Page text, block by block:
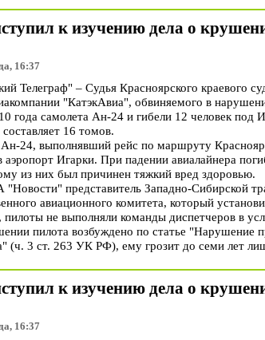
к изучению дела о
16:37
– Судья Красноярского краевого
"КатэкАвиа", обвиняемого в
года самолета Ан-24 и гибели 12 человек
16 томов.
24, выполнявший рейс по маршруту
аэропорт Игарки. При падении авиалайнера
из них был причинен тяжкий вред здоровью.
представитель Западно-Сибирской
авиационного комитета, который
не выполняли команды диспетчеров в
пилота возбуждено по статье "Нарушение
(ч. 3 ст. 263 УК РФ), ему грозит до семи лет
к изучению дела о
16:37